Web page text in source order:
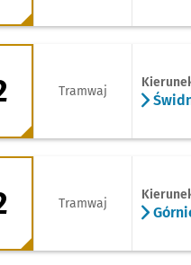
Świdnicka
Tramwaj
Górnicza
Tramwaj